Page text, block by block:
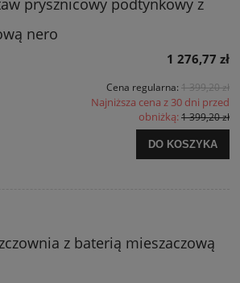
nero
1 276,77 zł
Cena regularna: 1 399,20 zł
Najniższa cena z 30 dni przed
obniżką:1 399,20 zł
DO KOSZYKA
z baterią mieszaczową